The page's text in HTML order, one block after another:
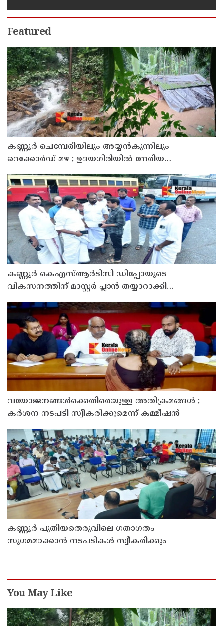
Featured
കണ്ണൂർ ചെമ്പേരിയിലും അയ്യൻകുന്നിലും
റെക്കോർഡ് മഴ ; ഉദയഗിരിയിൽ നേരിയ
ഉരുൾപൊട്ടൽ; 13 പേരെ ക്യാമ്പിലേക്ക് മാറ്റി
കണ്ണൂർ കെഎസ്ആർടിസി ഡിപ്പോയുടെ
വികസനത്തിന് മാസ്റ്റർ പ്ലാൻ തയ്യാറാക്കി
സമർപ്പിക്കും : ടി ഒ മോഹനൻ എം എൽ എ
വയോജനങ്ങൾക്കെതിരെയുള്ള അതിക്രമങ്ങൾ ;
കർശന നടപടി സ്വീകരിക്കുമെന്ന് കമ്മീഷൻ
കണ്ണൂർ പുതിയതെരുവിലെ ഗതാഗതം
സുഗമമാക്കാന്‍ നടപടികള്‍ സ്വീകരിക്കും
You May Like